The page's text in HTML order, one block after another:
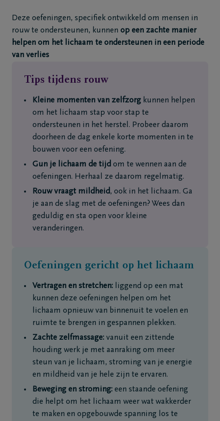
Deze oefeningen, specifiek ontwikkeld om mensen in
rouw te ondersteunen, kunnen op een zachte manier
helpen om het lichaam te ondersteunen in een periode
van verlies
Tips tijdens rouw
Kleine momenten van zelfzorg kunnen helpen
om het lichaam stap voor stap te
ondersteunen in het herstel. Probeer daarom
doorheen de dag enkele korte momenten in te
bouwen voor een oefening.
Gun je lichaam de tijd om te wennen aan de
oefeningen. Herhaal ze daarom regelmatig.
Rouw vraagt mildheid, ook in het lichaam. Ga
je aan de slag met de oefeningen? Wees dan
geduldig en sta open voor kleine
veranderingen.
Oefeningen gericht op het lichaam
Vertragen en stretchen: liggend op een mat
kunnen deze oefeningen helpen om het
lichaam opnieuw van binnenuit te voelen en
ruimte te brengen in gespannen plekken.
Zachte zelfmassage: vanuit een zittende
houding werk je met aanraking om meer
steun van je lichaam, stroming van je energie
en mildheid van je hele zijn te ervaren.
Beweging en stroming: een staande oefening
die helpt om het lichaam weer wat wakkerder
te maken en opgebouwde spanning los te